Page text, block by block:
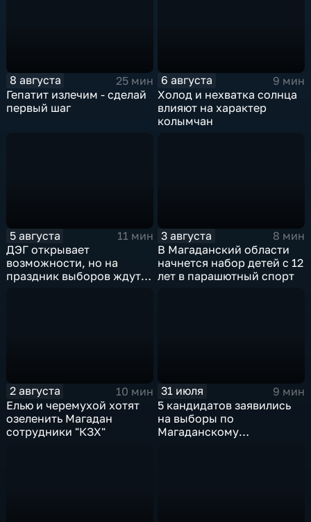
8 августа
25 мин
Гепатит излечим - сделай
первый шаг
6 августа
9 мин
Холод и нехватка солнца
влияют на характер
колымчан
5 августа
11 мин
ДЭГ открывает
возможности, но на
праздник выборов ждут
3 августа
8 мин
В Магаданский области
начнется набор детей с 12
лет в парашютный спорт
2 августа
10 мин
Елью и черемухой хотят
озеленить Магадан
сотрудники "КЗХ"
31 июля
9 мин
5 кандидатов заявились
на выборы по
Магаданскому